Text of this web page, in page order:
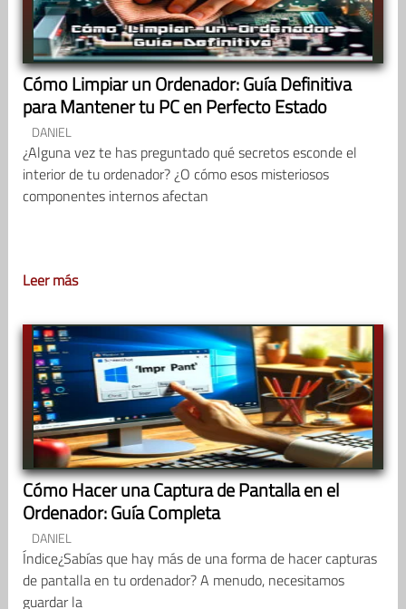
Cómo Limpiar un Ordenador: Guía Definitiva
para Mantener tu PC en Perfecto Estado
DANIEL
¿Alguna vez te has preguntado qué secretos esconde el
interior de tu ordenador? ¿O cómo esos misteriosos
componentes internos afectan
Leer más
Cómo Hacer una Captura de Pantalla en el
Ordenador: Guía Completa
DANIEL
Índice¿Sabías que hay más de una forma de hacer capturas
de pantalla en tu ordenador? A menudo, necesitamos
guardar la